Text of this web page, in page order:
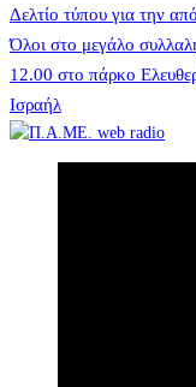
Δελτίο τύπου για την
Όλοι στο μεγάλο
12.00 στο πάρκο
Ισραήλ